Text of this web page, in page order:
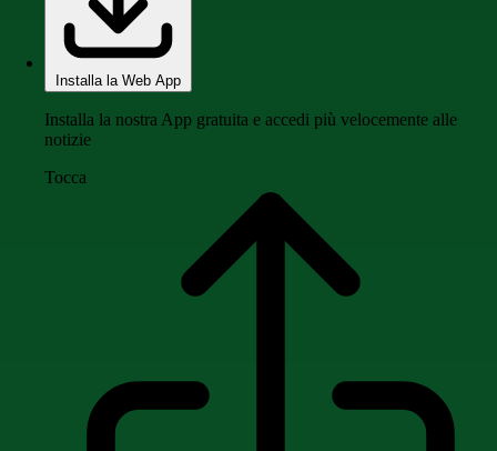
Installa la Web App
Installa la nostra App gratuita e accedi più velocemente alle
notizie
Tocca